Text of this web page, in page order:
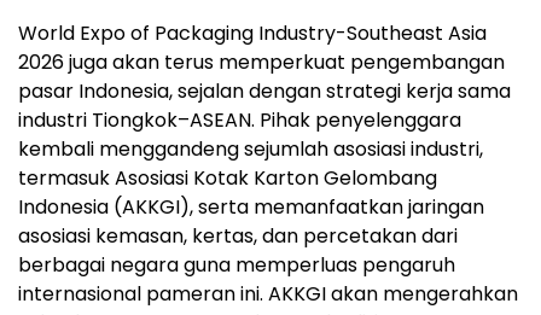
World Expo of Packaging Industry-Southeast Asia
2026 juga akan terus memperkuat pengembangan
pasar Indonesia, sejalan dengan strategi kerja sama
industri Tiongkok–ASEAN. Pihak penyelenggara
kembali menggandeng sejumlah asosiasi industri,
termasuk Asosiasi Kotak Karton Gelombang
Indonesia (AKKGI), serta memanfaatkan jaringan
asosiasi kemasan, kertas, dan percetakan dari
berbagai negara guna memperluas pengaruh
internasional pameran ini. AKKGI akan mengerahkan